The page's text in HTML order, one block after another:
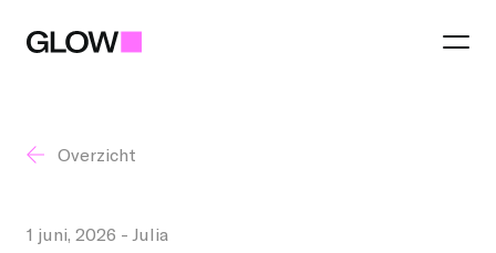
Festival
Thema 2026
Overzicht
1 juni, 2026 - Julia